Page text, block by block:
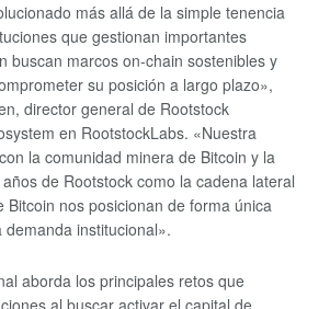
más allá de la simple tenencia
que gestionan importantes
buscan marcos on-chain sostenibles y
su posición a largo plazo»,
director general de Rootstock
en RootstockLabs. «Nuestra
la comunidad minera de Bitcoin y la
de Rootstock como la cadena lateral
Bitcoin nos posicionan de forma única
institucional».
aborda los principales retos que
al buscar activar el capital de